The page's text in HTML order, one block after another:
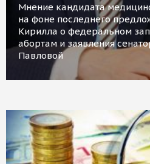
Мнение кандидата
на фоне последнего
Кирилла о федеральном
абортам и заявления
Павловой